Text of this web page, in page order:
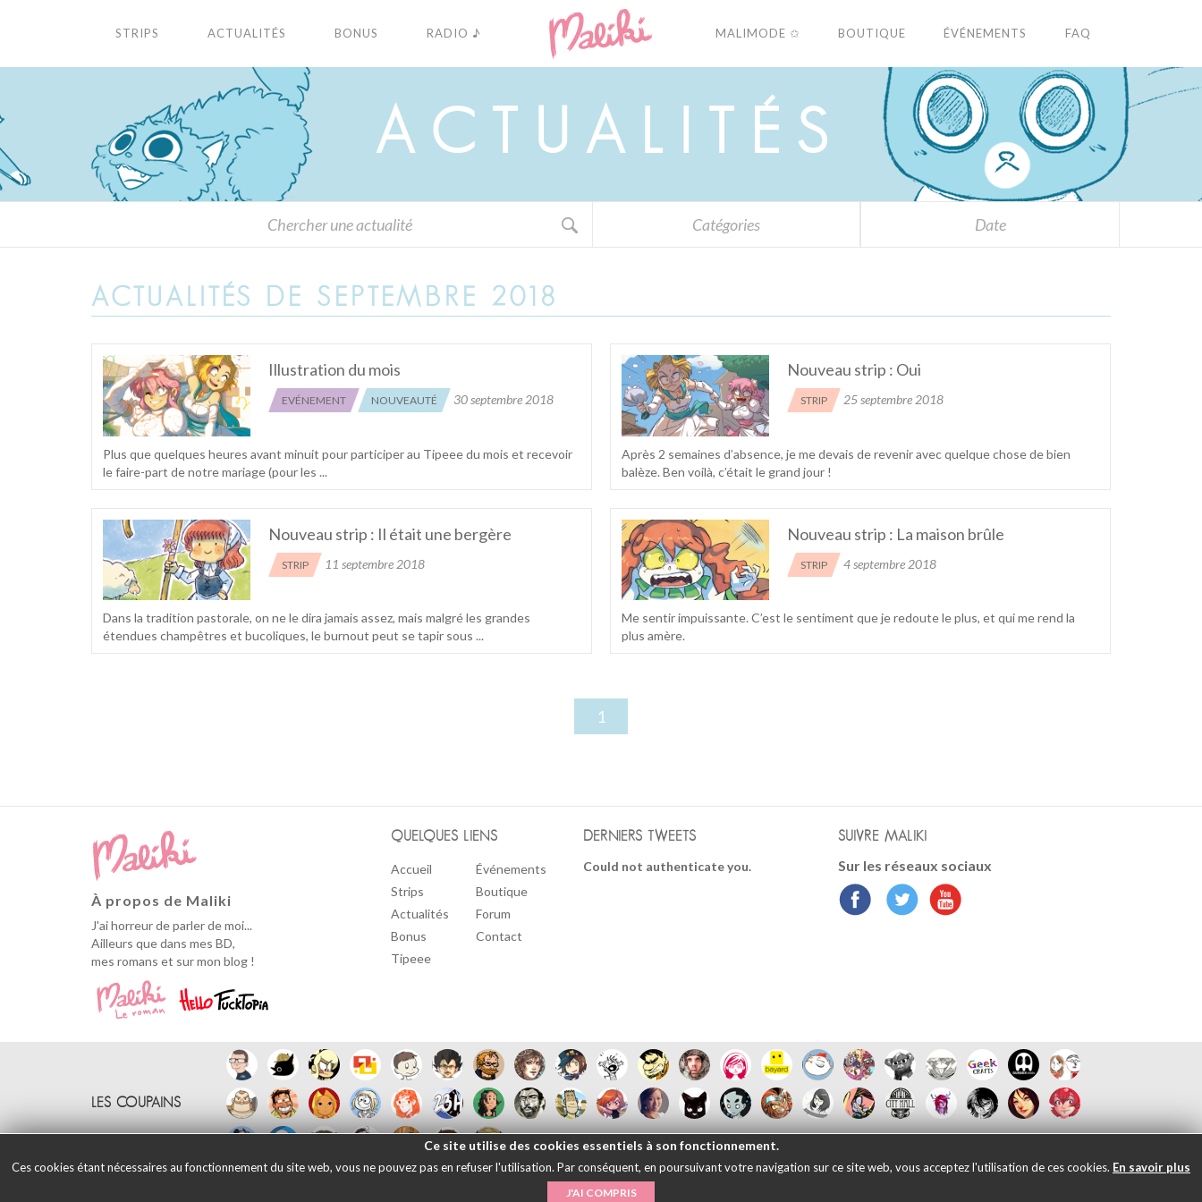
STRIPS ACTUALITÉS BONUS RADIO ♪ MALIMODE ✩ BOUTIQUE ÉVÉNEMENTS FAQ
A C U A L É S
Catégories Date
ACTUALITÉS DE SEPTEMBRE 2018
Illustration du mois
EVÉNEMENT NOUVEAUTÉ 30 septembre 2018
Plus que quelques heures avant minuit pour participer au Tipeee du mois et recevoir
le faire-part de notre mariage (pour les ...
Nouveau strip : Oui
STRIP 25 septembre 2018
Après 2 semaines d’absence, je me devais de revenir avec quelque chose de bien
balèze. Ben voilà, c’était le grand jour !
Nouveau strip : Il était une bergère
STRIP 11 septembre 2018
Dans la tradition pastorale, on ne le dira jamais assez, mais malgré les grandes
étendues champêtres et bucoliques, le burnout peut se tapir sous ...
Nouveau strip : La maison brûle
STRIP 4 septembre 2018
Me sentir impuissante. C’est le sentiment que je redoute le plus, et qui me rend la
plus amère.
1
À propos de Maliki
J'ai horreur de parler de moi...
Ailleurs que dans mes BD,
mes romans et sur mon blog !
QUELQUES LIENS
Accueil
Strips
Actualités
Bonus
Tipeee
Événements
Boutique
Forum
Contact
DERNIERS TWEETS
Could not authenticate you.
SUIVRE MALIKI
Sur les réseaux sociaux
LES COUPAINS
日本語|Mentions légales
Ce site utilise des cookies essentiels à son fonctionnement.
Ces cookies étant nécessaires au fonctionnement du site web, vous ne pouvez pas en refuser l'utilisation. Par conséquent, en poursuivant votre navigation sur ce site web, vous acceptez l'utilisation de ces cookies. En savoir plus
J'AI COMPRIS